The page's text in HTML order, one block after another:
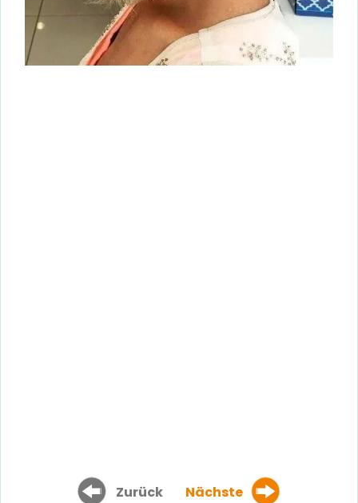
Zurück Nächste